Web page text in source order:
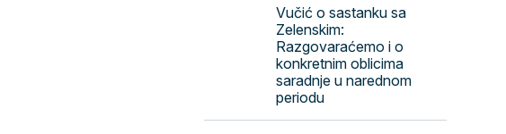
Vučić o sastanku sa
Zelenskim:
Razgovaraćemo i o
konkretnim oblicima
saradnje u narednom
periodu